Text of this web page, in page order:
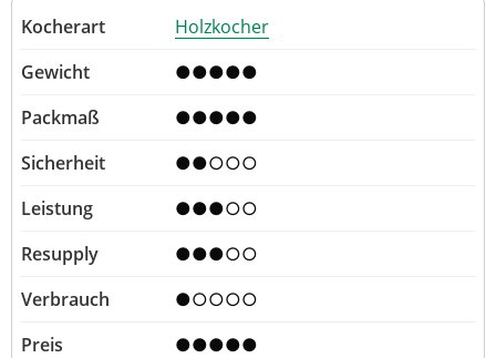
Holzkocher
●●●●●
●●●●●
●●○○○
●●●○○
●●●○○
●○○○○
●●●●●